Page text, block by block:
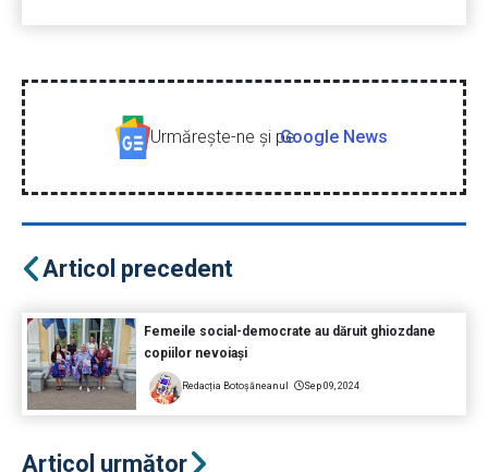
Urmăreşte-ne şi peGoogle News
Articol precedent
Femeile social-democrate au dăruit ghiozdane
copiilor nevoiași
Redacția Botoșăneanul Sep 09, 2024
Articol următor